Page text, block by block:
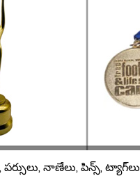
నాణేలు, పిన్స్, ట్యాగ్‌లు